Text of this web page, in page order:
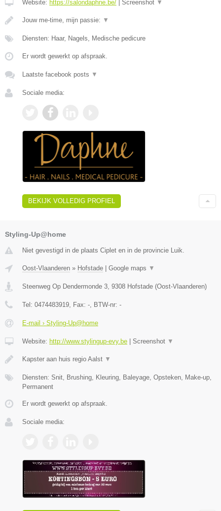
Website: https://salondaphne.be/ Screenshot ▼
Jouw me-time, mijn passie: ▼
Diensten: Haar, Nagels, Medische pedicure
Er wordt gewerkt op afspraak.
Laatste facebook posts ▼
Sociale media:
BEKIJK VOLLEDIG PROFIEL
Styling-Up@home
Niet gevestigd in de plaats Ciplet en in de provincie Luik.
Oost-Vlaanderen » Hofstade | Google maps ▼
Steenweg Op Dendermonde 3 9308 Hofstade (Oost-Vlaanderen)
Tel: 0474483919 , Fax: - , BTW-nr: -
E-mail › Styling-Up@home
Website: http://www.stylingup-evy.be | Screenshot ▼
Kapster aan huis regio Aalst ▼
Diensten: Snit, Brushing, Kleuring, Baleyage, Opsteken, Make-up,
Permanent
Er wordt gewerkt op afspraak.
Sociale media: